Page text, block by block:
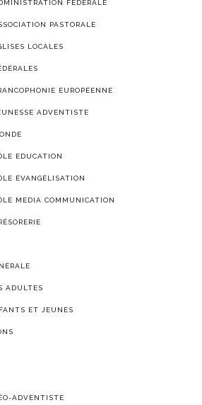
FÉDÉRALE
PASTORALE
LOCALES
EUROPÉENNE
ADVENTISTE
EDUCATION
ÉVANGÉLISATION
MEDIA COMMUNICATION
ADULTES
ET JEUNES
ADVENTISTE